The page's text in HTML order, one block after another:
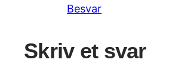
Besvar
Skriv et svar